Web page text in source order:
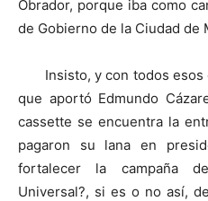
Obrador, porque iba como
de Gobierno de la Ciudad de
Insisto, y con todos
que aportó Edmundo
cassette se encuentra la
pagaron su lana en
fortalecer la campaña
Universal?, si es o no así,